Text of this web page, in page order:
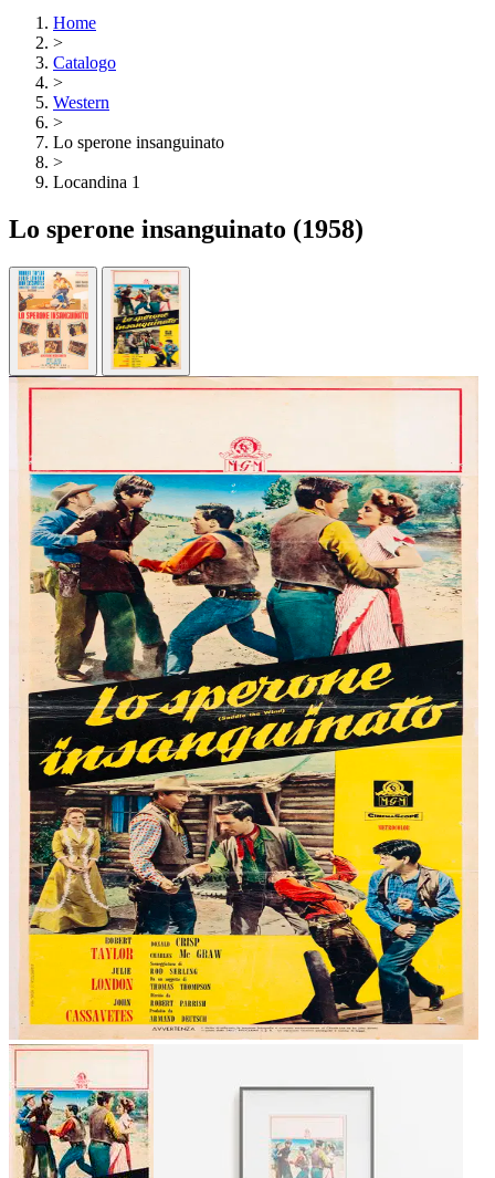
Home
>
Catalogo
>
Western
>
Lo sperone insanguinato
>
Locandina 1
Lo sperone insanguinato (1958)